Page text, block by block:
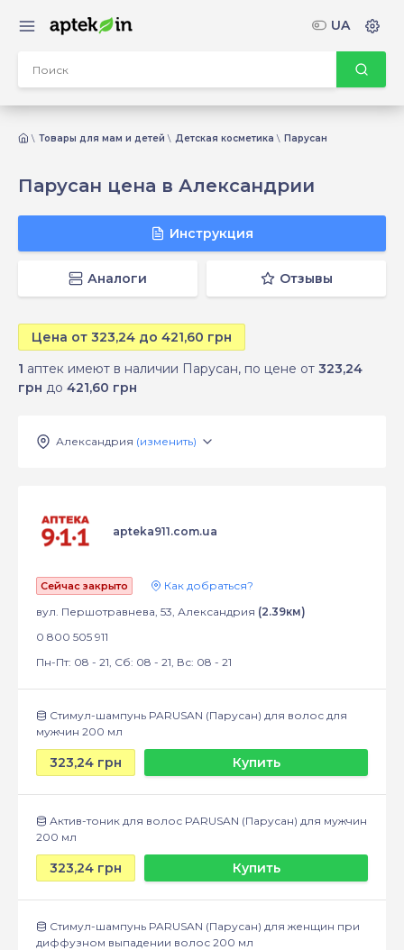
Товары для мам и детей Детская косметика Парусан
Парусан цена в Александрии
Инструкция
Аналоги Отзывы
Цена от 323,24 до 421,60 грн
1 аптек имеют в наличии Парусан, по цене от 323,24
грн до 421,60 грн
Александрия (изменить)
apteka911.com.ua
Сейчас закрыто
Как добраться?
вул. Першотравнева, 53, Александрия (2.39км)
0 800 505 911
Пн-Пт: 08 - 21, Сб: 08 - 21, Вс: 08 - 21
Стимул-шампунь PARUSAN (Парусан) для волос для
мужчин 200 мл
323,24 грн Купить
Актив-тоник для волос PARUSAN (Парусан) для мужчин
200 мл
323,24 грн Купить
Стимул-шампунь PARUSAN (Парусан) для женщин при
диффузном выпадении волос 200 мл
UA